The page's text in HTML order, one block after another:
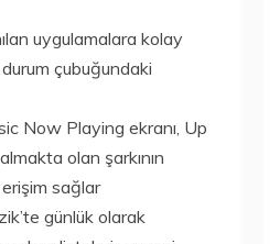
uygulamalara kolay
çubuğundaki
Now Playing ekranı, Up
olan şarkının
sağlar
günlük olarak